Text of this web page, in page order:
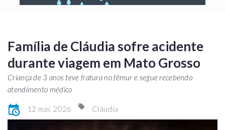
Família de Cláudia sofre acidente
durante viagem em Mato Grosso
Criança de 3 anos teve fratura no fêmur e segue recebendo
atendimento médico
12 mai, 2026 Cláudia